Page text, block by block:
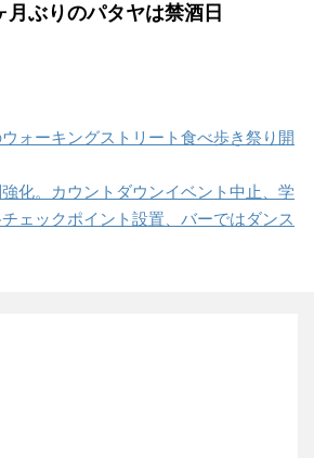
月ぶりのパタヤは禁酒日
ォーキングストリート食べ歩き祭り開
化。カウントダウンイベント中止、学
ェックポイント設置、バーではダンス